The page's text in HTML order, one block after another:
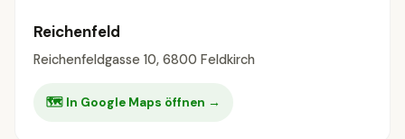
Reichenfeld
Reichenfeldgasse 10, 6800 Feldkirch
🗺 In Google Maps öffnen →